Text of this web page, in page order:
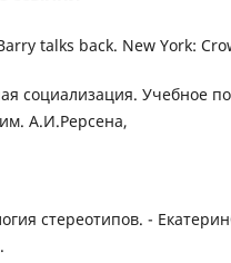
talks back. New York:
социализация. Учебное
А.И.Рерсена,
стереотипов. -